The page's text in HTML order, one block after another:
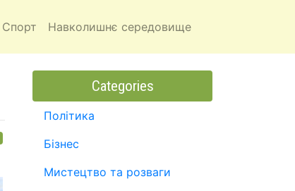
Спорт Навколишнє середовище
Categories
Політика
Бізнес
Мистецтво та розваги